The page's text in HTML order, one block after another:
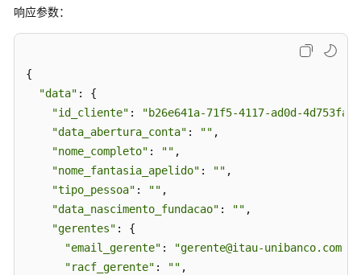
查
询
客
（chat_itau_cliente）
根
据
投
响应参数：
{
"data" : {
"id_cliente" :
"b26e641a-71f5-4117-ad0d-
"data_abertura_conta" : "" ,
"nome_completo" : "" ,
"nome_fantasia_apelido" : "" ,
"tipo_pessoa" : "" ,
"data_nascimento_fundacao" : "" ,
"gerentes" : {
"email_gerente" :
"gerente@itau-
"racf_gerente" : "" ,